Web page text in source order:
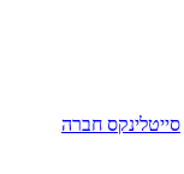
סייטלינקס חברה